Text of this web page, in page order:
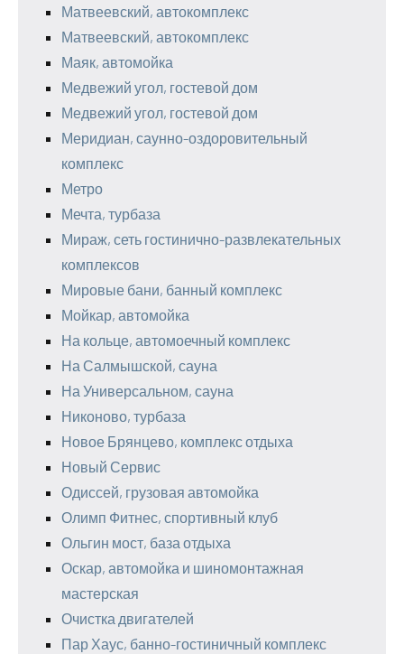
Матвеевский, автокомплекс
Матвеевский, автокомплекс
Маяк, автомойка
Медвежий угол, гостевой дом
Медвежий угол, гостевой дом
Меридиан, саунно-оздоровительный
комплекс
Метро
Мечта, турбаза
Мираж, сеть гостинично-развлекательных
комплексов
Мировые бани, банный комплекс
Мойкар, автомойка
На кольце, автомоечный комплекс
На Салмышской, сауна
На Универсальном, сауна
Никоново, турбаза
Новое Брянцево, комплекс отдыха
Новый Сервис
Одиссей, грузовая автомойка
Олимп Фитнес, спортивный клуб
Ольгин мост, база отдыха
Оскар, автомойка и шиномонтажная
мастерская
Очистка двигателей
Пар Хаус, банно-гостиничный комплекс